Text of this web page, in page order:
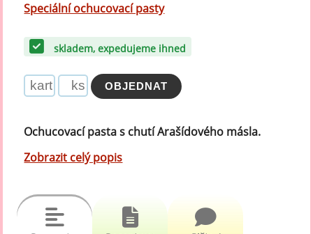
Speciální ochucovací pasty
skladem, expedujeme ihned
Ochucovací pasta s chutí Arašídového másla.
Zobrazit celý popis